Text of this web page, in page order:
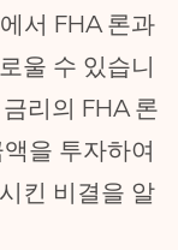
서 FHA 론과
울 수 있습니
리의 FHA 론
을 투자하여
킨 비결을 알